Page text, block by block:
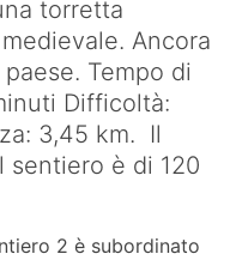
torretta
Ancora
Tempo di
Difficoltà:
3,45 km. Il
sentiero è di 120
2 è subordinato